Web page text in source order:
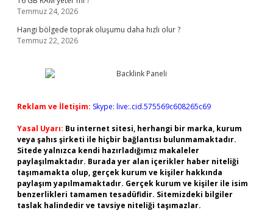
Temmuz 24, 2026
Hangi bölgede toprak oluşumu daha hızlı olur ?
Temmuz 22, 2026
Reklam ve İletişim: Skype: live:.cid.575569c608265c69
Yasal Uyarı: Bu internet sitesi, herhangi bir marka, kurum
veya şahıs şirketi ile hiçbir bağlantısı bulunmamaktadır.
Sitede yalnızca kendi hazırladığımız makaleler
paylaşılmaktadır. Burada yer alan içerikler haber niteliği
taşımamakta olup, gerçek kurum ve kişiler hakkında
paylaşım yapılmamaktadır. Gerçek kurum ve kişiler ile isim
benzerlikleri tamamen tesadüfidir. Sitemizdeki bilgiler
taslak halindedir ve tavsiye niteliği taşımazlar.